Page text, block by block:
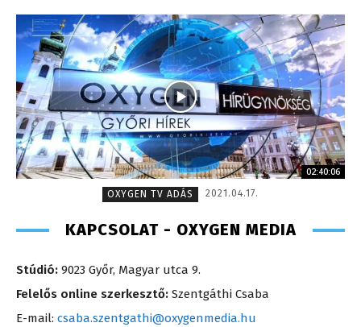
02:40:06
OXYGEN TV ADÁS
2021.04.17.
KAPCSOLAT - OXYGEN MEDIA
Stúdió: 9023 Győr, Magyar utca 9.
Felelős online szerkesztő: Szentgáthi Csaba
E-mail: csaba.szentgathi@oxygenmedia.hu